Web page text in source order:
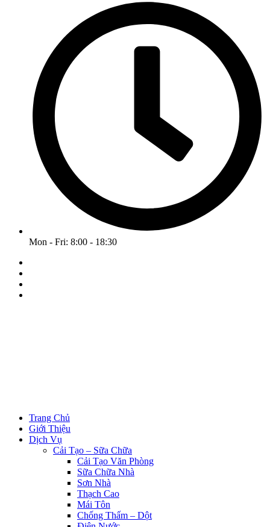
Mon - Fri: 8:00 - 18:30
Trang Chủ
Giới Thiệu
Dịch Vụ
Cải Tạo – Sữa Chữa
Cải Tạo Văn Phòng
Sữa Chữa Nhà
Sơn Nhà
Thạch Cao
Mái Tôn
Chống Thấm – Dột